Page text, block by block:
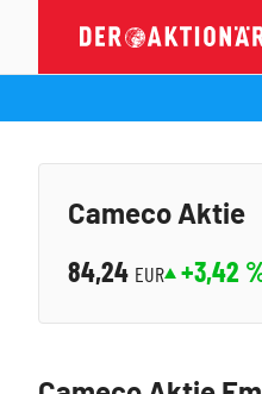
Cameco Aktie
84,24 EUR +3,42